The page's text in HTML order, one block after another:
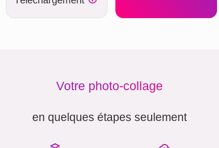
Votre photo-collage
en quelques étapes seulement